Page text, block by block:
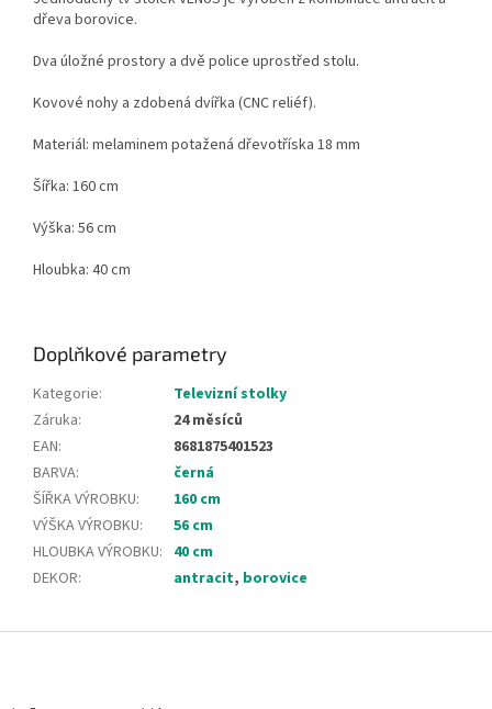
dřeva borovice.
Dva úložné prostory a dvě police uprostřed stolu.
Kovové nohy a zdobená dvířka (CNC reliéf).
Materiál: melaminem potažená dřevotříska 18 mm
Šířka: 160 cm
Výška: 56 cm
Hloubka: 40 cm
Doplňkové parametry
Kategorie:
Televizní stolky
Záruka:
24 měsíců
EAN:
8681875401523
BARVA:
černá
ŠÍŘKA VÝROBKU:
160 cm
VÝŠKA VÝROBKU:
56 cm
HLOUBKA VÝROBKU: 40 cm
DEKOR: antracit, borovice